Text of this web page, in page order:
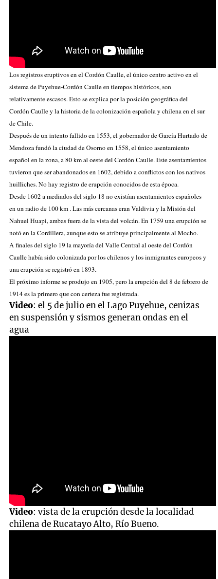
Los registros eruptivos en el Cordón Caulle, el único centro activo en el
sistema de Puyehue-Cordón Caulle en tiempos históricos, son
relativamente escasos. Esto se explica por la posición geográfica del
Cordón Caulle y la historia de la colonización española y chilena en el sur
de Chile.
Después de un intento fallido en 1553, el gobernador deGarcía Hurtado de
Mendoza fundó la ciudad deOsornoen 1558, el único asentamiento
español en la zona, a80 kmal oeste del Cordón Caulle. Este asentamientos
tuvieron que serabandonados en 1602, debido a conflictos con los nativos
huilliches. No hay registro de erupción conocidos de esta época.
Desde 1602 a mediados del siglo 18 no existían asentamientos españoles
en un radio de 100 km . Las más cercanas eranValdivia ylaMisión del
Nahuel Huapi, ambas fuera de la vista del volcán. En 1759 una erupción se
notó enla Cordillera, aunque esto se atribuye principalmente alMocho.
A finales del siglo 19 la mayoría delValle Central al oeste del Cordón
Caulle había sido colonizada por los chilenos y los inmigrantes europeos y
una erupción se registró en 1893.
El próximo informe se produjo en 1905, pero la erupción del 8 de febrero de
1914 es la primero que con certeza fue registrada.
Video: el 5 de julio en el Lago Puyehue, cenizas
en suspensión y sismos generan ondas en el
agua
Video: vista de la erupción desde la localidad
chilena de Rucatayo Alto, Río Bueno.